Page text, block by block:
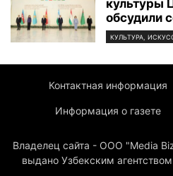
культуры
обсудили
КУЛЬТУРА,
Контактная информация
Информация о газете
Владелец сайта - ООО "Media
выдано Узбекским